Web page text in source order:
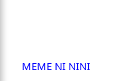
MEME NI NINI